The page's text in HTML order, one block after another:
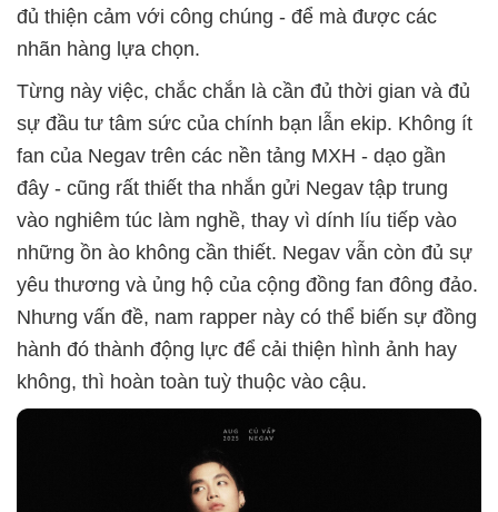
đủ thiện cảm với công chúng - để mà được các
nhãn hàng lựa chọn.
Từng này việc, chắc chắn là cần đủ thời gian và đủ
sự đầu tư tâm sức của chính bạn lẫn ekip. Không ít
fan của Negav trên các nền tảng MXH - dạo gần
đây - cũng rất thiết tha nhắn gửi Negav tập trung
vào nghiêm túc làm nghề, thay vì dính líu tiếp vào
những ồn ào không cần thiết. Negav vẫn còn đủ sự
yêu thương và ủng hộ của cộng đồng fan đông đảo.
Nhưng vấn đề, nam rapper này có thể biến sự đồng
hành đó thành động lực để cải thiện hình ảnh hay
không, thì hoàn toàn tuỳ thuộc vào cậu.